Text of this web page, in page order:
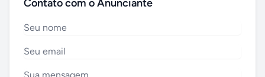
Contato com o Anunciante